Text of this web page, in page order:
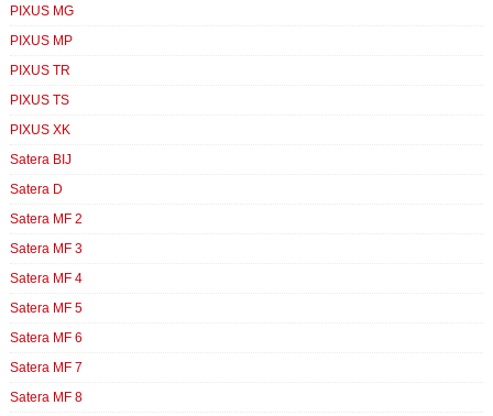
PIXUS MG
PIXUS MP
PIXUS TR
PIXUS TS
PIXUS XK
Satera BIJ
Satera D
Satera MF 2
Satera MF 3
Satera MF 4
Satera MF 5
Satera MF 6
Satera MF 7
Satera MF 8